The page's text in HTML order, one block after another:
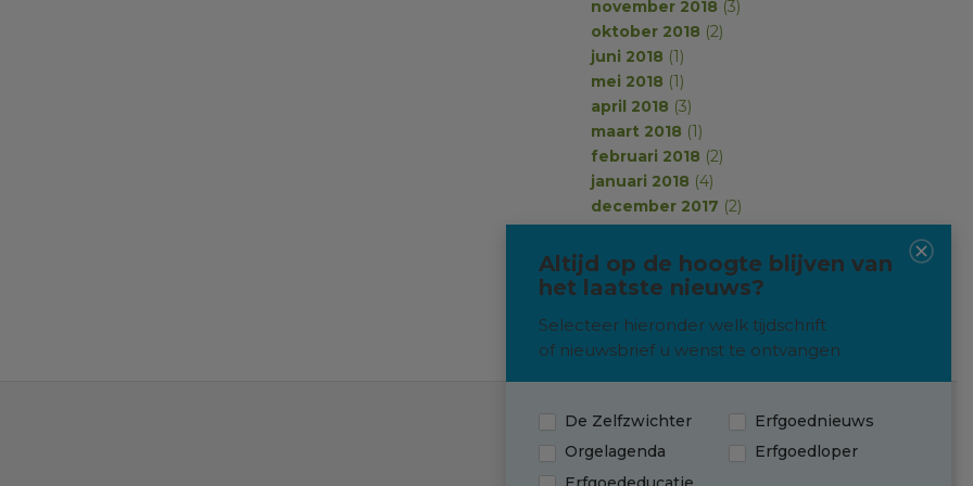
november 2018 (3)
oktober 2018 (2)
juni 2018 (1)
mei 2018 (1)
april 2018 (3)
maart 2018 (1)
februari 2018 (2)
januari 2018 (4)
december 2017 (2)
november 2017(2)
oktober 2017(1)
september 2017(2)
Contact
Altijd op de hoogte blijven van
het laatste nieuws?
Selecteer hieronder welk tijdschrift
of nieuwsbrief u wenst te ontvangen
De Zelfzwichter
Erfgoednieuws
Orgelagenda
Erfgoedloper